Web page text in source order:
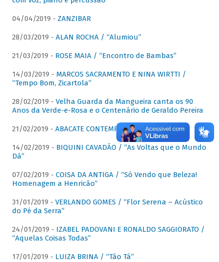
04/04/2019 - ZANZIBAR
28/03/2019 - ALAN ROCHA / “Alumiou”
21/03/2019 - ROSE MAIA / “Encontro de Bambas”
14/03/2019 - MARCOS SACRAMENTO E NINA WIRTTI /
“Tempo Bom, Zicartola”
28/02/2019 - Velha Guarda da Mangueira canta os 90
Anos da Verde-e-Rosa e o Centenário de Geraldo Pereira
21/02/2019 - ABACATE CONTEMPORÂNEO
14/02/2019 - BIQUINI CAVADÃO / “As Voltas que o Mundo
Dá”
07/02/2019 - COISA DA ANTIGA / “Só Vendo que Beleza!
Homenagem a Henricão”
31/01/2019 - VERLANDO GOMES / “Flor Serena – Acústico
do Pé da Serra”
24/01/2019 - IZABEL PADOVANI E RONALDO SAGGIORATO /
“Aquelas Coisas Todas”
17/01/2019 - LUIZA BRINA / “Tão Tá”